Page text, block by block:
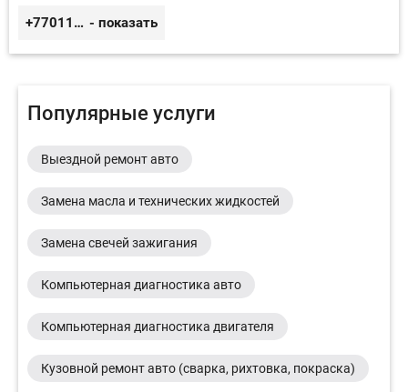
+77011245925 - показать
Популярные услуги
Выездной ремонт авто
Замена масла и технических жидкостей
Замена свечей зажигания
Компьютерная диагностика авто
Компьютерная диагностика двигателя
Кузовной ремонт авто (сварка, рихтовка, покраска)